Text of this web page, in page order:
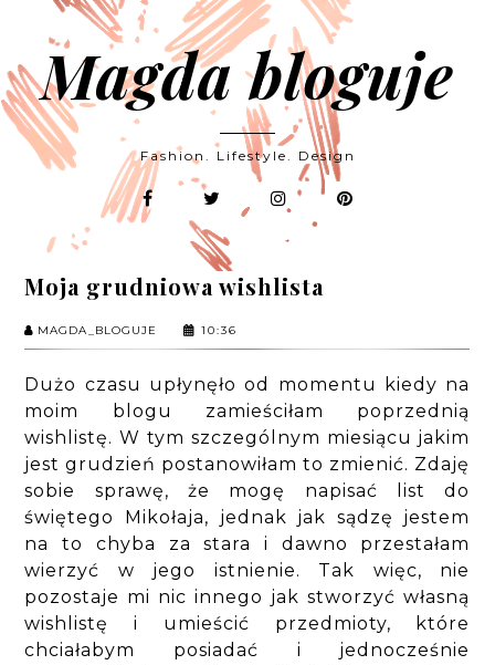
Magda bloguje
Fashion. Lifestyle. Design
Moja grudniowa wishlista
MAGDA_BLOGUJE 10:36
Dużo czasu upłynęło od momentu kiedy na
moim blogu zamieściłam poprzednią
wishlistę. W tym szczególnym miesiącu jakim
jest grudzień postanowiłam to zmienić. Zdaję
sobie sprawę, że mogę napisać list do
świętego Mikołaja, jednak jak sądzę jestem
na to chyba za stara i dawno przestałam
wierzyć w jego istnienie. Tak więc, nie
pozostaje mi nic innego jak stworzyć własną
wishlistę i umieścić przedmioty, które
chciałabym posiadać i jednocześnie